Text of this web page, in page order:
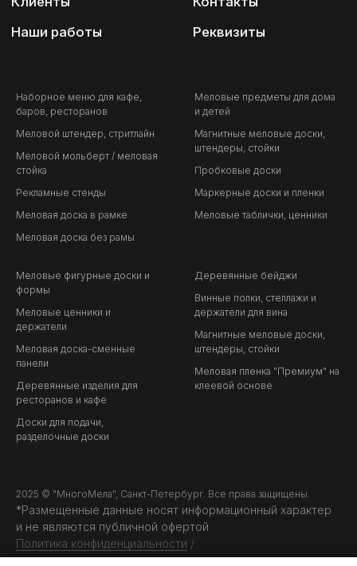
Наборное меню для кафе,
баров, ресторанов
Меловой штендер, стритлайн
Меловой мольберт / меловая
стойка
Рекламные стенды
Меловая доска в рамке
Меловая доска без рамы
Меловые предметы для дома
и детей
Магнитные меловые доски,
штендеры, стойки
Пробковые доски
Маркерные доски и пленки
Меловые таблички, ценники
Меловые фигурные доски и
формы
Меловые ценники и
держатели
Меловая доска-сменные
панели
Деревянные изделия для
ресторанов и кафе
Доски для подачи,
разделочные доски
Деревянные бейджи
Винные полки, стеллажи и
держатели для вина
Магнитные меловые доски,
штендеры, стойки
Меловая пленка "Премиум" на
клеевой основе
2025 © "МногоМела", Санкт-Петербург. Все права защищены.
*Размещенные данные носят информационный характер
и не являются публичной офертой
Политика конфиденциальности /